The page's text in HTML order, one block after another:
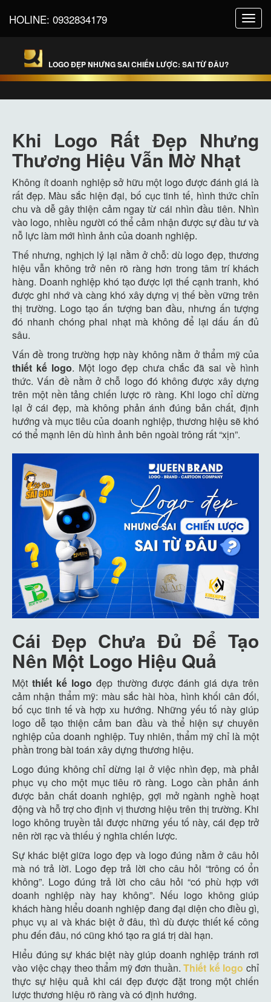
HOLINE: 0932834179
LOGO ĐẸP NHƯNG SAI CHIẾN LƯỢC: SAI TỪ ĐÂU?
Khi Logo Rất Đẹp Nhưng
Thương Hiệu Vẫn Mờ Nhạt
Không ít doanh nghiệp sở hữu một logo được đánh giá là
rất đẹp. Màu sắc hiện đại, bố cục tinh tế, hình thức chỉn
chu và dễ gây thiện cảm ngay từ cái nhìn đầu tiên. Nhìn
vào logo, nhiều người có thể cảm nhận được sự đầu tư và
nỗ lực làm mới hình ảnh của doanh nghiệp.
Thế nhưng, nghịch lý lại nằm ở chỗ: dù logo đẹp, thương
hiệu vẫn không trở nên rõ ràng hơn trong tâm trí khách
hàng. Doanh nghiệp khó tạo được lợi thế cạnh tranh, khó
được ghi nhớ và càng khó xây dựng vị thế bền vững trên
thị trường. Logo tạo ấn tượng ban đầu, nhưng ấn tượng
đó nhanh chóng phai nhạt mà không để lại dấu ấn đủ
sâu.
Vấn đề trong trường hợp này không nằm ở thẩm mỹ của
thiết kế logo. Một logo đẹp chưa chắc đã sai về hình
thức. Vấn đề nằm ở chỗ logo đó không được xây dựng
trên một nền tảng chiến lược rõ ràng. Khi logo chỉ dừng
lại ở cái đẹp, mà không phản ánh đúng bản chất, định
hướng và mục tiêu của doanh nghiệp, thương hiệu sẽ khó
có thể mạnh lên dù hình ảnh bên ngoài trông rất “xịn”.
Cái Đẹp Chưa Đủ Để Tạo
Nên Một Logo Hiệu Quả
Mộtthiết kế logo đẹp thường được đánh giá dựa trên
cảm nhận thẩm mỹ: màu sắc hài hòa, hình khối cân đối,
bố cục tinh tế và hợp xu hướng. Những yếu tố này giúp
logo dễ tạo thiện cảm ban đầu và thể hiện sự chuyên
nghiệp của doanh nghiệp. Tuy nhiên, thẩm mỹ chỉ là một
phần trong bài toán xây dựng thương hiệu.
Logo đúng không chỉ dừng lại ở việc nhìn đẹp, mà phải
phục vụ cho một mục tiêu rõ ràng. Logo cần phản ánh
được bản chất doanh nghiệp, gợi mở ngành nghề hoạt
động và hỗ trợ cho định vị thương hiệu trên thị trường. Khi
logo không truyền tải được những yếu tố này, cái đẹp trở
nên rời rạc và thiếu ý nghĩa chiến lược.
Sự khác biệt giữa logo đẹp và logo đúng nằm ở câu hỏi
mà nó trả lời. Logo đẹp trả lời cho câu hỏi “trông có ổn
không”. Logo đúng trả lời cho câu hỏi “có phù hợp với
doanh nghiệp này hay không”. Nếu logo không giúp
khách hàng hiểu doanh nghiệp đang đại diện cho điều gì,
phục vụ ai và khác biệt ở đâu, thì dù được thiết kế công
phu đến đâu, nó cũng khó tạo ra giá trị dài hạn.
Hiểu đúng sự khác biệt này giúp doanh nghiệp tránh rơi
vào việc chạy theo thẩm mỹ đơn thuần.Thiết kế logo chỉ
thực sự hiệu quả khi cái đẹp được đặt trong một chiến
lược thương hiệu rõ ràng và có định hướng.